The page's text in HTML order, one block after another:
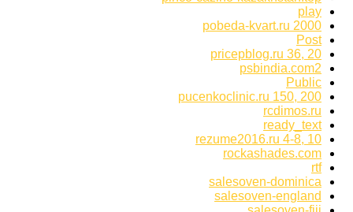
play
pobeda-kvart.ru 2000
Post
pricepblog.ru 36, 20
psbindia.com2
Public
pucenkoclinic.ru 150, 200
rcdimos.ru
ready_text
rezume2016.ru 4-8, 10
rockashades.com
rtf
salesoven-dominica
salesoven-england